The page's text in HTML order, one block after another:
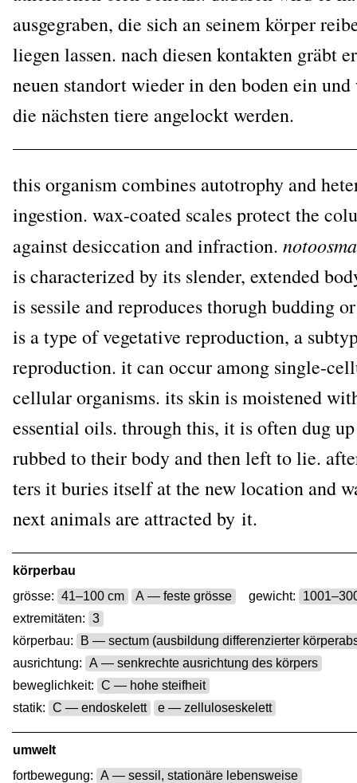
aus­ge­gra­ben, die sich an sei­nem kör­per
lie­gen las­sen. nach die­sen kon­tak­ten gräbt
neu­en stand­ort wie­der in den boden ein
die nächs­ten tie­re ange­lockt werden.
this orga­nism com­bi­nes auto­tro­phy and
inges­ti­on. wax-coa­ted sca­les pro­tect the
against desic­ca­ti­on and infrac­tion.
is cha­rac­te­ri­zed by its slen­der, exten­ded
is ses­si­le and repro­du­ces thorugh bud­ding
is a type of vege­ta­ti­ve repro­duc­tion, a
repro­duc­tion. it can occur among sin­gle-
cel­lu­lar orga­nisms. its skin is mois­ten­ed
essen­ti­al oils. through this, it is often dug
rub­bed to their body and then left to lie.
ters it buries its­elf at the new loca­ti­on and
next ani­mals are attrac­ted by it.
körperbau
grösse: 41–100 cm A — feste grösse gewicht:
extremitäten: 3
körperbau:
B — sectum (ausbildung differenzierter
ausrichtung: A — senkrechte ausrichtung des körpers
beweglichkeit: C — hohe steifheit
statik: C — endoskelett e — zelluloseskelett
umwelt
fortbewegung: A — sessil, stationäre lebensweise